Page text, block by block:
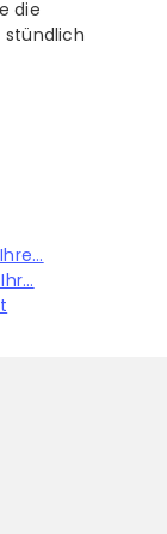
die
stündlich